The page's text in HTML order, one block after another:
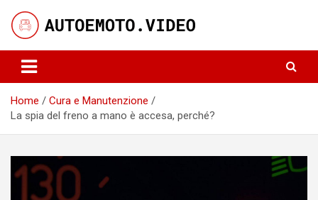
content
AutoeMoto.Video
Home
Cura e Manutenzione
La spia del freno a mano è accesa, perché?